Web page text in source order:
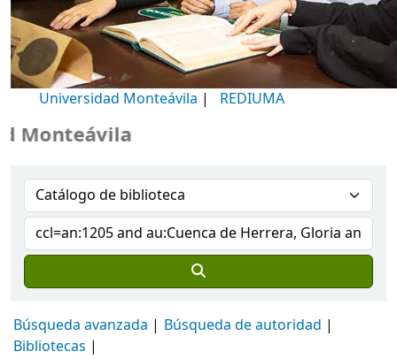
Universidad Monteávila | REDIUMA
Búsqueda avanzada
Búsqueda de autoridad
Bibliotecas